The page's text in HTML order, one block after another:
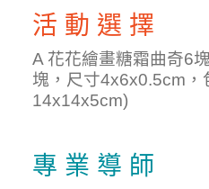
活 動 選 擇
A 花花繪畫糖霜曲奇6
塊，尺寸4x6x0.5cm，
14x14x5cm)
專 業 導 師